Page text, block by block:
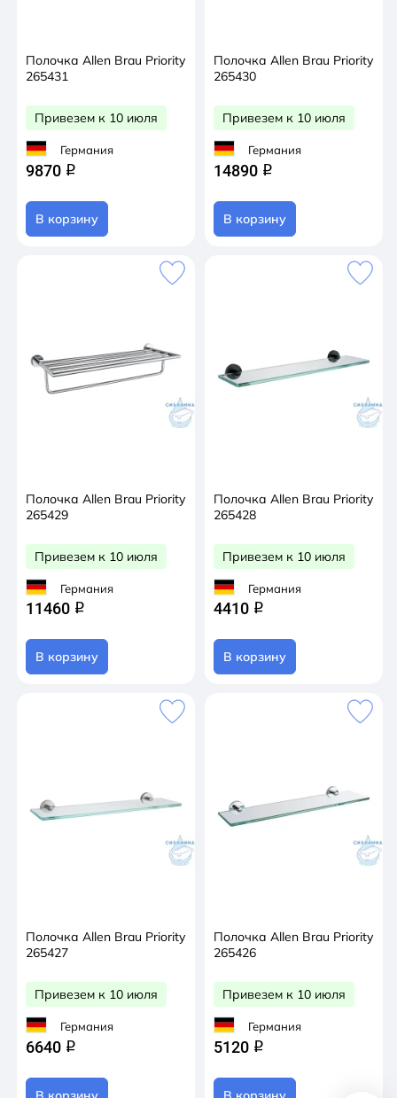
Полочка Allen Brau Priority
265431
Привезем к 10 июля
Германия
9870 q
В корзину
Полочка Allen Brau Priority
265430
Привезем к 10 июля
Германия
14890 q
В корзину
Полочка Allen Brau Priority
265429
Привезем к 10 июля
Германия
11460 q
В корзину
Полочка Allen Brau Priority
265428
Привезем к 10 июля
Германия
4410 q
В корзину
Полочка Allen Brau Priority
265427
Привезем к 10 июля
Германия
6640 q
Полочка Allen Brau Priority
265426
Привезем к 10 июля
Германия
5120 q